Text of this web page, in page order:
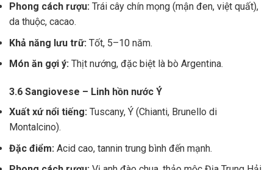
Phong cách rượu: Trái cây chín mọng (mận đen, việt quất),
da thuộc, cacao.
Khả năng lưu trữ: Tốt, 5–10 năm.
Món ăn gợi ý: Thịt nướng, đặc biệt là bò Argentina.
3.6 Sangiovese – Linh hồn nước Ý
Xuất xứ nổi tiếng: Tuscany, Ý (Chianti, Brunello di
Montalcino).
Đặc điểm: Acid cao, tannin trung bình đến mạnh.